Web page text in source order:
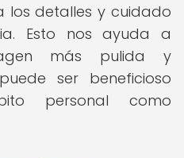
los detalles y cuidado
Esto nos ayuda a
más pulida y
ser beneficioso
personal como